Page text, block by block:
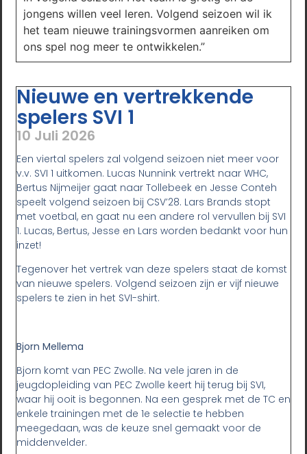
jongens willen veel leren. Volgend seizoen wil ik
het team nieuwe trainingsvormen aanreiken om
ons spel nog meer te ontwikkelen.”
Nieuwe en vertrekkende
spelers SVI 1
10 Juli 2026
Een viertal spelers zal volgend seizoen niet meer voor
v.v. SVI 1 uitkomen. Lucas Nunnink vertrekt naar WHC,
Bertus Nijmeijer gaat naar Tollebeek en Jesse Conteh
speelt volgend seizoen bij CSV’28. Lars Brands stopt
met voetbal, en gaat nu een andere rol vervullen bij SVI
1. Lucas, Bertus, Jesse en Lars worden bedankt voor hun
inzet!
Tegenover het vertrek van deze spelers staat de komst
van nieuwe spelers. Volgend seizoen zijn er vijf nieuwe
spelers te zien in het SVI-shirt.
Bjorn Mellema
Bjorn komt van PEC Zwolle. Na vele jaren in de
jeugdopleiding van PEC Zwolle keert hij terug bij SVI,
waar hij ooit is begonnen. Na een gesprek met de TC en
enkele trainingen met de 1e selectie te hebben
meegedaan, was de keuze snel gemaakt voor de
middenvelder.